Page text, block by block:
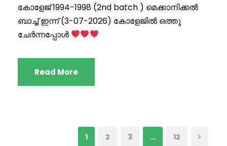
കോളേജ് 1994-1998 (2nd batch ) മെക്കാനിക്കൽ
ബാച്ച് ഇന്ന് (3-07-2026) കോളേജിൽ ഒത്തു
ചേർന്നപ്പോൾ
Read More
1 2 3 … 12